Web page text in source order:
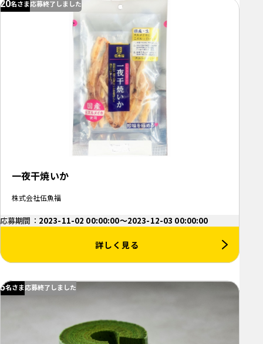
20名さま応募終了しました
一夜干焼いか
株式会社伍魚福
応募期間： 2023-11-02 00:00:00～2023-12-03 00:00:00
詳しく見る
5名さま応募終了しました